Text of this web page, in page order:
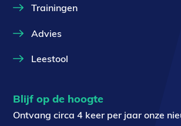
Trainingen
Advies
Leestool
Blijf op de hoogte
Ontvang circa 4 keer per jaar onze